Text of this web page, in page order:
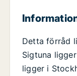
Detta förråd
Sigtuna
ligger i